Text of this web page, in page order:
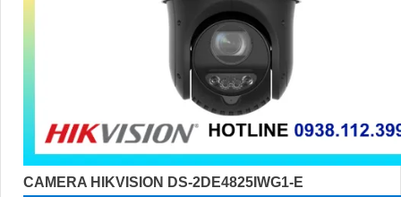
CAMERA HIKVISION DS-2DE4825IWG1-E